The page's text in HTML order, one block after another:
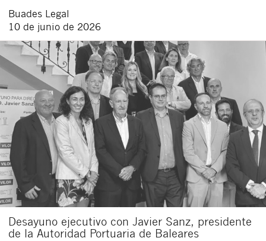
Buades Legal
10 de junio de 2026
Desayuno ejecutivo con Javier Sanz, presidente
de la Autoridad Portuaria de Baleares